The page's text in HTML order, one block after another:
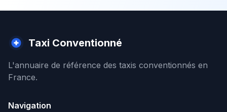
Taxi Conventionné
L'annuaire de référence des taxis conventionnés en
France.
Navigation